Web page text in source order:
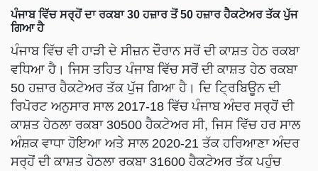
ਪੰਜਾਬ ਵਿੱਚ ਸਰ੍ਹੋਂ ਦਾ ਰਕਬਾ 30 ਹਜ਼ਾਰ ਤੋਂ 50 ਹਜ਼ਾਰ ਹੈਕਟੇਅਰ ਤੱਕ ਪੁੱਜ
ਗਿਆ ਹੈ
ਪੰਜਾਬ ਵਿੱਚ ਵੀ ਹਾੜੀ ਦੇ ਸੀਜ਼ਨ ਦੌਰਾਨ ਸਰੋਂ ਦੀ ਕਾਸ਼ਤ ਹੇਠ ਰਕਬਾ
ਵਧਿਆ ਹੈ। ਜਿਸ ਤਹਿਤ ਪੰਜਾਬ ਵਿੱਚ ਸਰੋਂ ਦੀ ਕਾਸ਼ਤ ਹੇਠ ਰਕਬਾ
50 ਹਜ਼ਾਰ ਹੈਕਟੇਅਰ ਤੱਕ ਪੁੱਜ ਗਿਆ ਹੈ। ਦਿ ਟ੍ਰਿਬਿਊਨ ਦੀ
ਰਿਪੋਰਟ ਅਨੁਸਾਰ ਸਾਲ 2017-18 ਵਿੱਚ ਪੰਜਾਬ ਅੰਦਰ ਸਰ੍ਹੋਂ ਦੀ
ਕਾਸ਼ਤ ਹੇਠਲਾ ਰਕਬਾ 30500 ਹੈਕਟੇਅਰ ਸੀ, ਜਿਸ ਵਿੱਚ ਹਰ ਸਾਲ
ਅੰਸ਼ਕ ਵਾਧਾ ਹੋਇਆ ਅਤੇ ਸਾਲ 2020-21 ਤੱਕ ਹਰਿਆਣਾ ਅੰਦਰ
ਸਰ੍ਹੋਂ ਦੀ ਕਾਸ਼ਤ ਹੇਠਲਾ ਰਕਬਾ 31600 ਹੈਕਟੇਅਰ ਤੱਕ ਪਹੁੰਚ